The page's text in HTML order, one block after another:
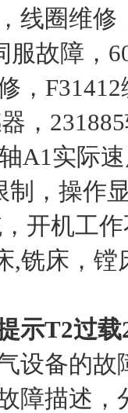
线圈维
服故障，
，
，
A1实际
制，操作
开机工
,铣床，
示T2过载
设备的故
障描述